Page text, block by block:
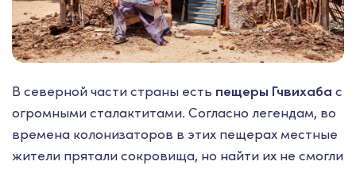
В северной части страны есть пещеры Гчвихаба с
огромными сталактитами. Согласно легендам, во
времена колонизаторов в этих пещерах местные
жители прятали сокровища, но найти их не смогли